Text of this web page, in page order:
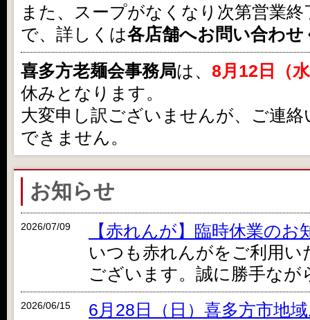
また、スープがなくなり次第営業
で、詳しくは各店舗へお問い合わせ
喜多方老麺会事務局は、 8月12日（
休みとなります。
大変申し訳ございませんが、ご連
できません。
お知らせ
2026/07/09
【赤れんが】臨時休業のお
いつも赤れんがをご利用
ございます。誠に勝手なが
2026/06/15
6月28日（日）喜多方市地